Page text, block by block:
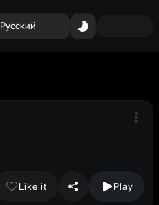
Русский
Like it Play